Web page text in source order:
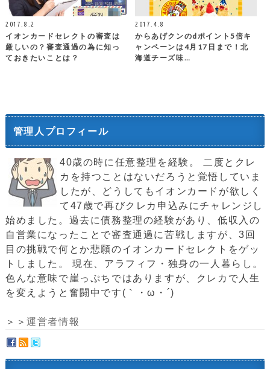
2017.8.2
イオンカードセレクトの審査は
厳しいの？審査通過の為に知っ
ておきたいことは？
2017.4.8
からあげクンのdポイント5倍キ
ャンペーンは4月17日まで！北
海道チーズ味…
管理人プロフィール
40歳の時に任意整理を経験。 二度とクレ
カを持つことはないだろうと覚悟していま
したが、どうしてもイオンカードが欲しく
て47歳で再びクレカ申込みにチャレンジし
始めました。過去に債務整理の経験があり、低収入の
自営業になったことで審査通過に苦戦しますが、3回
目の挑戦で何とか悲願のイオンカードセレクトをゲッ
トしました。 現在、アラフィフ・独身の一人暮らし。
色んな意味で崖っぷちではありますが、クレカで人生
を変えようと奮闘中です(｀・ω・´)ゞ
＞＞運営者情報